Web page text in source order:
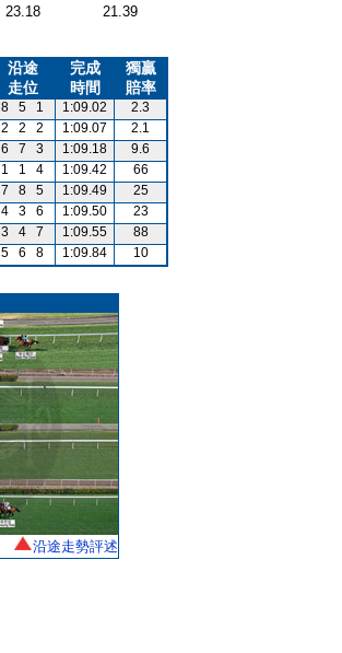
23.18
21.39
沿途
走位
完成
時間
獨贏
賠率
8 5 1 1:09.02
2.3
2 2 2 1:09.07
2.1
6 7 3 1:09.18
9.6
1 1 4 1:09.42
66
7 8 5 1:09.49
25
4 3 6 1:09.50
23
3 4 7 1:09.55
88
5 6 8 1:09.84 10
沿途走勢評述